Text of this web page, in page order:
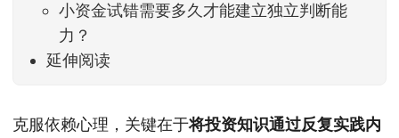
小资金试错需要多久才能建立独立判断能
力？
延伸阅读
克服依赖心理，关键在于将投资知识通过反复实践内